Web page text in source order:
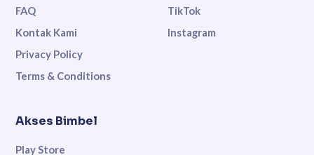
FAQ
Kontak Kami
Privacy Policy
Terms & Conditions
TikTok
Instagram
Akses Bimbel
Play Store